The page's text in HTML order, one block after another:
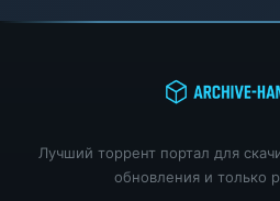
Лучший торрент портал для
обновления и только